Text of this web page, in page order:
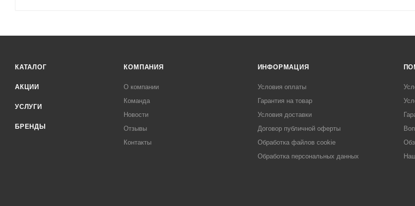
КАТАЛОГ
АКЦИИ
УСЛУГИ
БРЕНДЫ
КОМПАНИЯ
О компании
Команда
Новости
Отзывы
Контакты
ИНФОРМАЦИЯ
Условия оплаты
Гарантия на товар
Условия доставки
Договор публичной оферты
Обработка файлов cookie
Обработка персональных данных